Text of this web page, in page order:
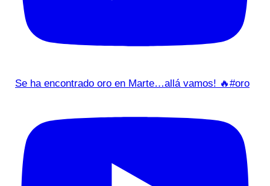
Se ha encontrado oro en Marte…allá vamos! 🔥#oro